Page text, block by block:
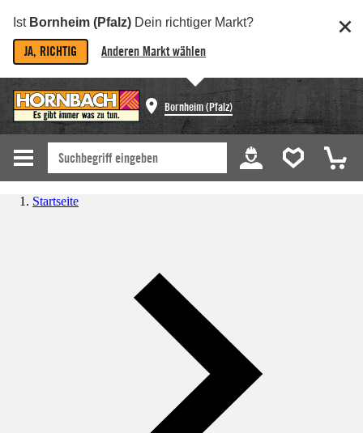
Ist Bornheim (Pfalz) Dein richtiger Markt?
JA, RICHTIG Anderen Markt wählen
Bornheim (Pfalz)
Startseite